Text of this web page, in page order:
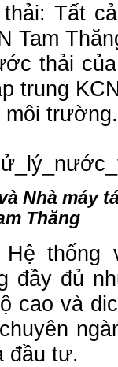
thải:Tất
Tam
thải
trung
môi
Nhà máy
Thăng
thống
đầy đủ
cao và
đầu tư.